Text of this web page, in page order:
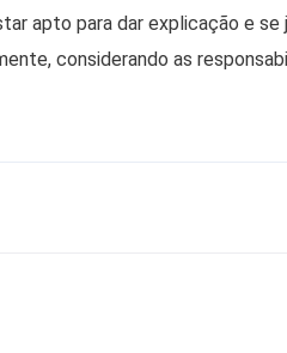
apto para dar explicação e
considerando as